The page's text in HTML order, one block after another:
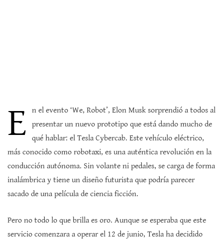
E
n el evento ‘We, Robot’, Elon Musk sorprendió a todos al
presentar un nuevo prototipo que está dando mucho de
qué hablar: el Tesla Cybercab. Este vehículo eléctrico,
más conocido como robotaxi, es una auténtica revolución en la
conducción autónoma. Sin volante ni pedales, se carga de forma
inalámbrica y tiene un diseño futurista que podría parecer
sacado de una película de ciencia ficción.
Pero no todo lo que brilla es oro. Aunque se esperaba que este
servicio comenzara a operar el 12 de junio, Tesla ha decidido